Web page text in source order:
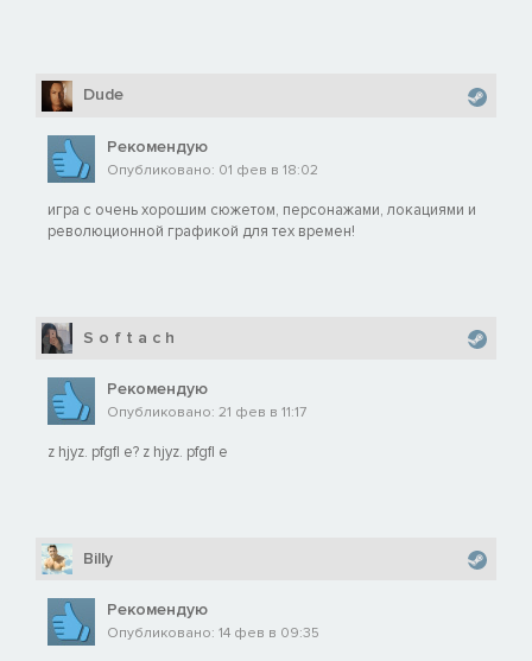
Dude
Рекомендую
Опубликовано: 01 фев в 18:02
игра с очень хорошим сюжетом, персонажами, локациями и
революционной графикой для тех времен!
S o f t a c h
Рекомендую
Опубликовано: 21 фев в 11:17
z hjyz. pfgfl e? z hjyz. pfgfl e
Billy
Рекомендую
Опубликовано: 14 фев в 09:35